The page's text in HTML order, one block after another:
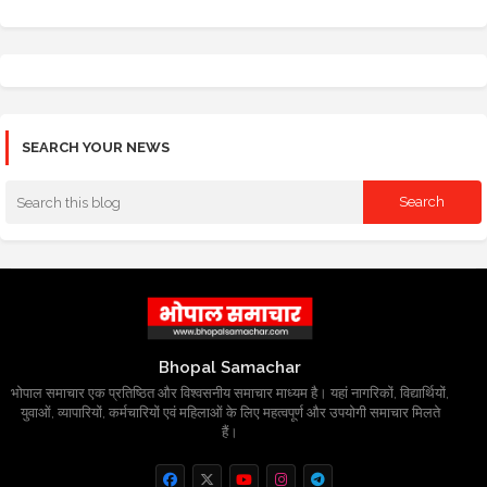
SEARCH YOUR NEWS
Bhopal Samachar
भोपाल समाचार एक प्रतिष्ठित और विश्वसनीय समाचार माध्यम है। यहां नागरिकों, विद्यार्थियों,
युवाओं, व्यापारियों, कर्मचारियों एवं महिलाओं के लिए महत्वपूर्ण और उपयोगी समाचार मिलते
हैं।